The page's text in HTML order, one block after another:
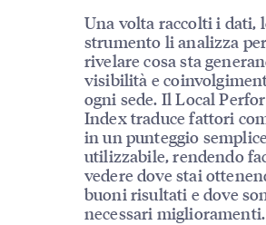
Una volta raccolti i dati,
strumento li analizza per
rivelare cosa sta
visibilità e
ogni sede. Il Local
Index traduce fattori
in un punteggio
utilizzabile, rendendo
vedere dove stai
buoni risultati e dove
necessari miglioramenti.